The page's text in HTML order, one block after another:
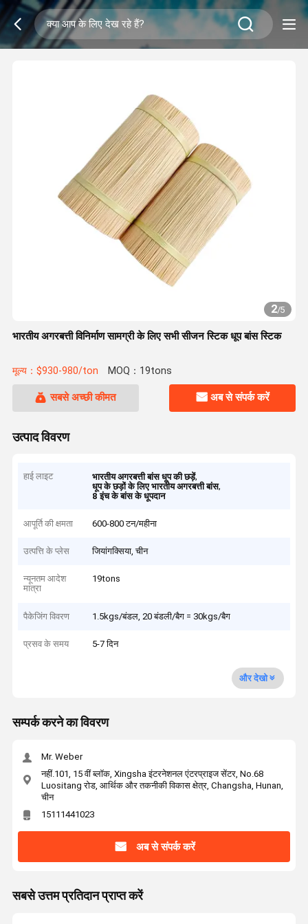
2/5
भारतीय अगरबत्ती विनिर्माण सामग्री के लिए सभी सीजन स्टिक धूप बांस स्टिक
मूल्य：$930-980/ton MOQ：19tons
सबसे अच्छी कीमत अब से संपर्क करें
उत्पाद विवरण
हाई लाइट भारतीय अगरबत्ती बांस धूप की छड़ें,
धूप के छड़ों के लिए भारतीय अगरबत्ती बांस,
8 इंच के बांस के धूपदान
आपूर्ति की क्षमता 600-800 टन/महीना
उत्पत्ति के प्लेस जियांगक्सिया, चीन
न्यूनतम आदेश
मात्रा
19tons
पैकेजिंग विवरण 1.5kgs/बंडल, 20 बंडली/बैग = 30kgs/बैग
प्रसव के समय 5-7 दिन
और देखो
सम्पर्क करने का विवरण
Mr. Weber
नहीं.101, 15 वीं ब्लॉक, Xingsha इंटरनेशनल एंटरप्राइज सेंटर, No.68
Luositang रोड, आर्थिक और तकनीकी विकास क्षेत्र, Changsha, Hunan,
चीन
15111441023
अब से संपर्क करें
सबसे उत्तम प्रतिदान प्राप्त करें